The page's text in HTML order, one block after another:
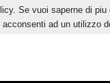
Se vuoi saperne di
ad un utilizzo